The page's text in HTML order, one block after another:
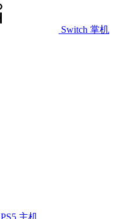
Switch 掌机